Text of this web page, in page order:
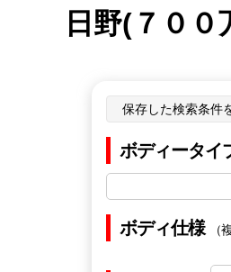
日野(７０
保存した検索条件
ボディータイ
ボディ仕様 （